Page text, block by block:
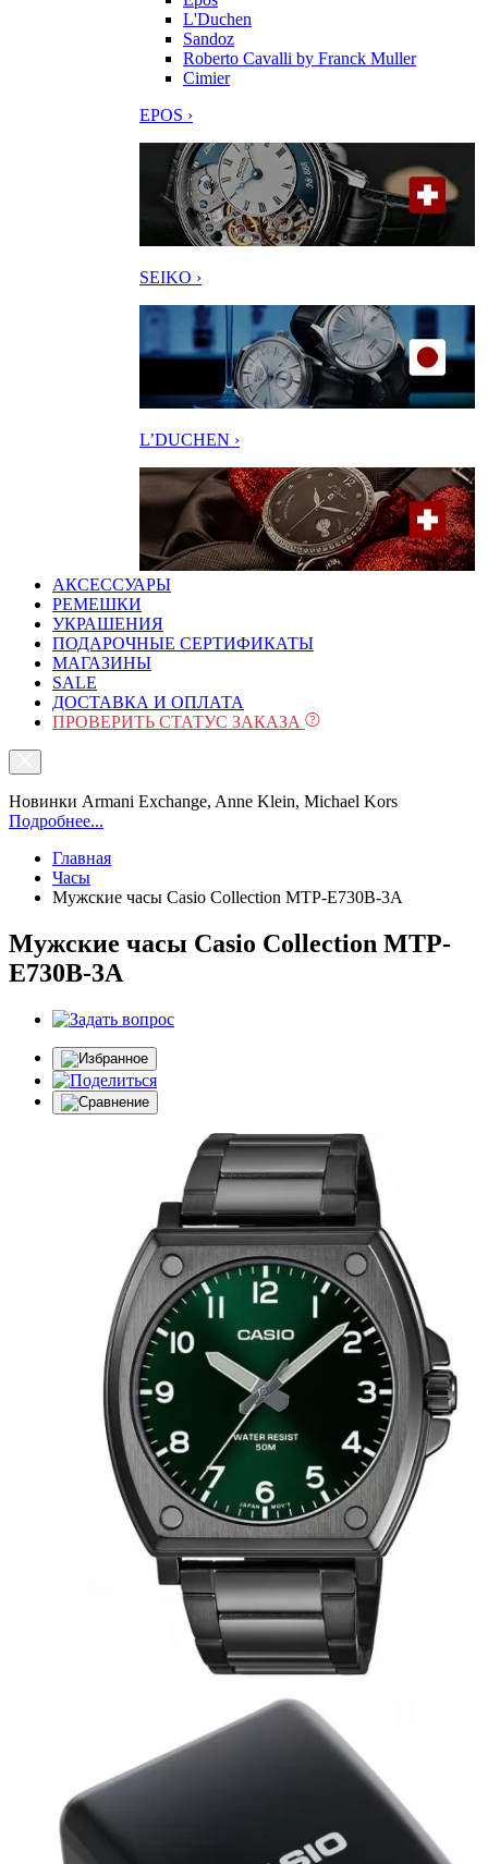
L'Duchen
Sandoz
Roberto Cavalli by Franck Muller
Cimier
EPOS ›
SEIKO ›
L’DUCHEN ›
АКСЕССУАРЫ
РЕМЕШКИ
УКРАШЕНИЯ
ПОДАРОЧНЫЕ СЕРТИФИКАТЫ
МАГАЗИНЫ
SALE
ДОСТАВКА И ОПЛАТА
ПРОВЕРИТЬ СТАТУС ЗАКАЗА
Новинки Armani Exchange, Anne Klein, Michael Kors
Подробнее...
Главная
Часы
Мужские часы Casio Collection MTP-E730B-3A
Мужские часы Casio Collection MTP-
E730B-3A